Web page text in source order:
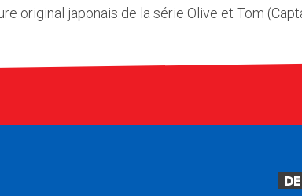
original japonais de la série Olive et Tom